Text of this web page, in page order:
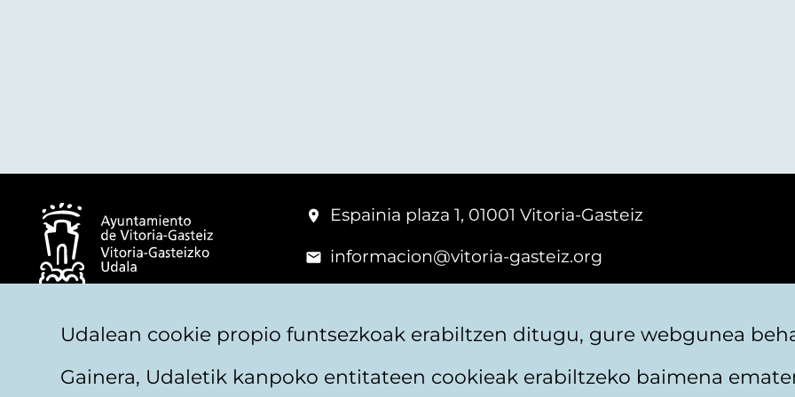
© Vitoria-Gasteizko Udala
Espainia plaza 1, 01001 Vitoria-Gasteiz
informacion@vitoria-gasteiz.org
Udalean cookie propio funtsezkoak erabiltzen ditugu, gure webgunea
Gainera, Udaletik kanpoko entitateen cookieak erabiltzeko baimena